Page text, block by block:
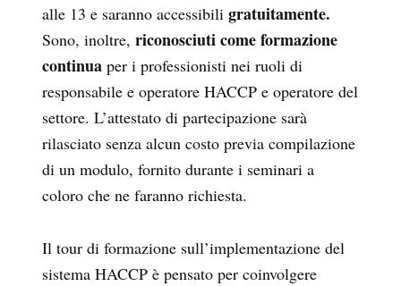
alle 13 e saranno accessibili gratuitamente.
Sono, inoltre, riconosciuti come formazione
continua per i professionisti nei ruoli di
responsabile e operatore HACCP e operatore del
settore. L’attestato di partecipazione sarà
rilasciato senza alcun costo previa compilazione
di un modulo, fornito durante i seminari a
coloro che ne faranno richiesta.
Il tour di formazione sull’implementazione del
sistema HACCP è pensato per coinvolgere